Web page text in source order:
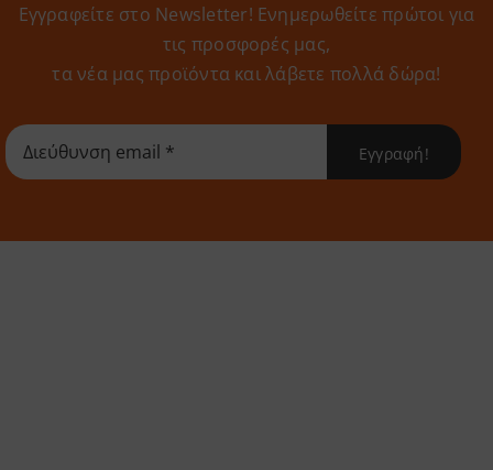
Εγγραφείτε στο Newsletter! Eνημερωθείτε πρώτοι για
τις προσφορές μας,
τα νέα μας προϊόντα και λάβετε πολλά δώρα!
Εγγραφή!